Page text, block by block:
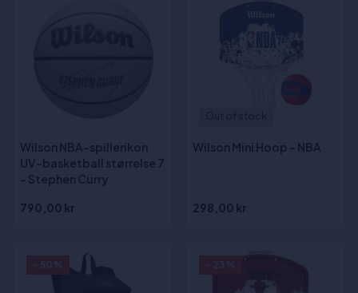
Wilson NBA-spillerikon
UV-basketball størrelse 7
- Stephen Curry
790,00 kr
Wilson Mini Hoop - NBA
298,00 kr